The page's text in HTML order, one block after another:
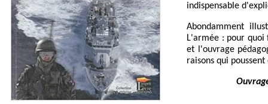
indispensable
Abondamment
L'armée : pour
et l'ouvrage
raisons qui